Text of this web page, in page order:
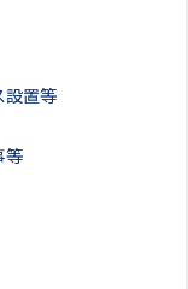
設置等
等